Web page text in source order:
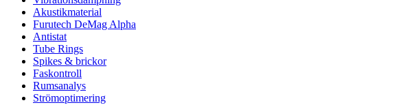
Akustikmaterial
Furutech DeMag Alpha
Antistat
Tube Rings
Spikes & brickor
Faskontroll
Rumsanalys
Strömoptimering